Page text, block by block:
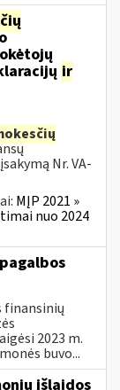
ir
Nr. VA-
MĮP 2021 »
nuo 2024
finansinių
2023 m.
buvo...
išlaidos